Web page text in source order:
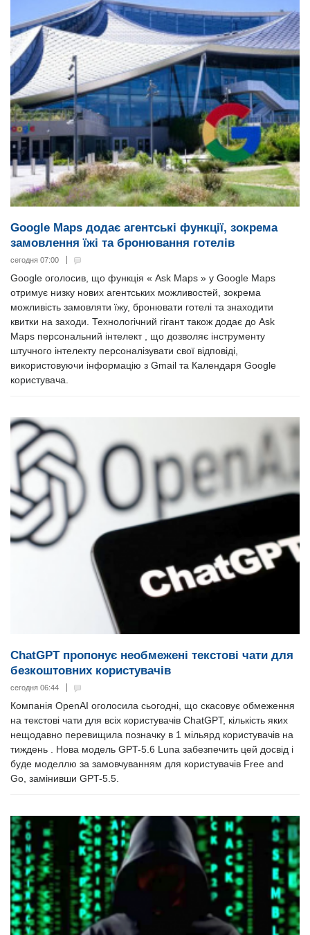
Google Maps додає агентські функції, зокрема
замовлення їжі та бронювання готелів
сегодня 07:00
Google оголосив, що функція « Ask Maps » у Google Maps
отримує низку нових агентських можливостей, зокрема
можливість замовляти їжу, бронювати готелі та знаходити
квитки на заходи. Технологічний гігант також додає до Ask
Maps персональний інтелект , що дозволяє інструменту
штучного інтелекту персоналізувати свої відповіді,
використовуючи інформацію з Gmail та Календаря Google
користувача.
ChatGPT пропонує необмежені текстові чати для
безкоштовних користувачів
сегодня 06:44
Компанія OpenAI оголосила сьогодні, що скасовує обмеження
на текстові чати для всіх користувачів ChatGPT, кількість яких
нещодавно перевищила позначку в 1 мільярд користувачів на
тиждень . Нова модель GPT-5.6 Luna забезпечить цей досвід і
буде моделлю за замовчуванням для користувачів Free and
Go, замінивши GPT-5.5.